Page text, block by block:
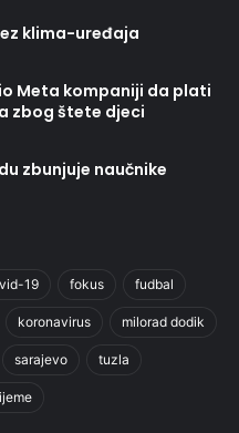
klima-uređaja
Meta kompaniji da plati
zbog štete djeci
zbunjuje naučnike
19 fokus fudbal
koronavirus milorad dodik
sarajevo tuzla